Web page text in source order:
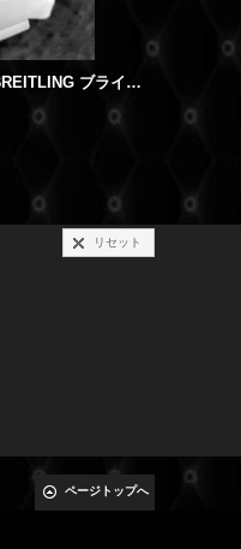
【箱 / 取説 / 冊子 / 美品】BREITLING ブライトリング ベントレーGT ダイヤモンド スペシャルエディション ラバーストラップ Dバックル | 241210
a13355-
リセット
ページトップへ